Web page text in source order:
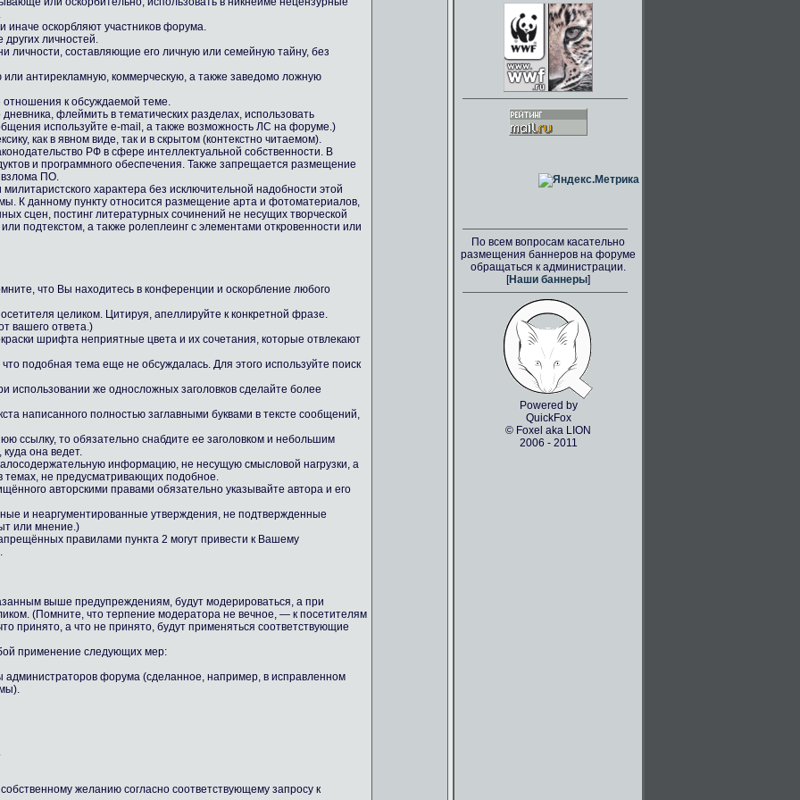
иначе оскорбляют участников форума.
других личностей.
личности, составляющие его личную или семейную тайну, без
антирекламную, коммерческую, а также заведомо ложную
к обсуждаемой теме.
флеймить в тематических разделах, использовать
используйте e-mail, а также возможность ЛС на форуме.)
как в явном виде, так и в скрытом (контекстно читаемом).
РФ в сфере интеллектуальной собственности. В
и программного обеспечения. Также запрещается размещение
взлома ПО.
характера без исключительной надобности этой
К данному пункту относится размещение арта и фотоматериалов,
сцен, постинг литературных сочинений не несущих творческой
подтекстом, а также ролеплеинг с элементами откровенности или
что Вы находитесь в конференции и оскорбление любого
целиком. Цитируя, апеллируйте к конкретной фразе.
вашего ответа.)
шрифта неприятные цвета и их сочетания, которые отвлекают
подобная тема еще не обсуждалась. Для этого используйте поиск
использовании же односложных заголовков сделайте более
написанного полностью заглавными буквами в тексте сообщений,
ссылку, то обязательно снабдите ее заголовком и небольшим
она ведет.
информацию, не несущую смысловой нагрузки, а
не предусматривающих подобное.
авторскими правами обязательно указывайте автора и его
и неаргументированные утверждения, не подтвержденные
или мнение.)
правилами пункта 2 могут привести к Вашему
выше предупреждениям, будут модерироваться, а при
(Помните, что терпение модератора не вечное, — к посетителям
принято, а что не принято, будут применяться соответствующие
применение следующих мер:
форума (сделанное, например, в исправленном
желанию согласно соответствующему запросу к
По всем вопросам касательно
размещения баннеров на форуме
обращаться к администрации.
[Наши баннеры]
Powered by
QuickFox
© Foxel aka LION
2006 - 2011